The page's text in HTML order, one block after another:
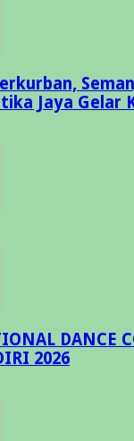
Jaya Gelar
DANCE
2026